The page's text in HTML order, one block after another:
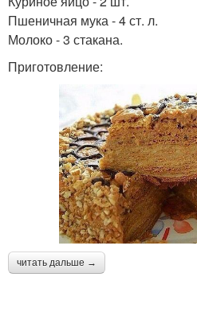
Пшеничная мука - 4 ст. л.
Молоко - 3 стакана.
Приготовление:
читать дальше →